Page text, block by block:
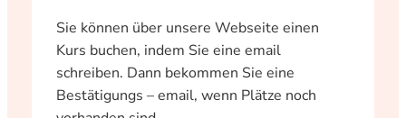
Sie können über unsere Webseite einen
Kurs buchen, indem Sie eine email
schreiben. Dann bekommen Sie eine
Bestätigungs – email, wenn Plätze noch